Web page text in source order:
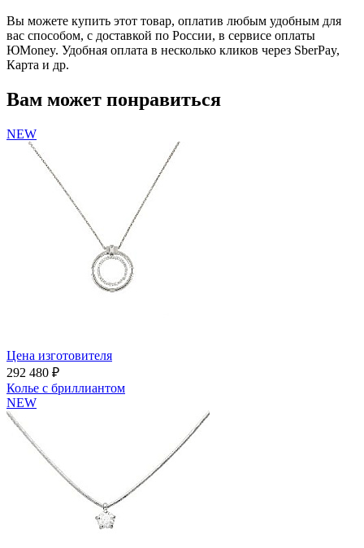
Вы можете купить этот товар, оплатив любым удобным для
вас способом, с доставкой по России, в сервисе оплаты
ЮMoney. Удобная оплата в несколько кликов через SberPay,
Карта и др.
Вам может понравиться
NEW
Цена изготовителя
292 480 ₽
Колье с бриллиантом
NEW